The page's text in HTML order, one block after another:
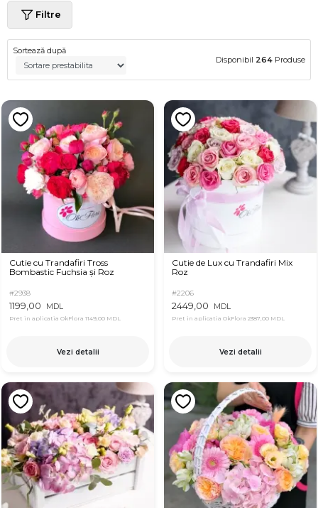
Filtre
Sortează după
Disponibil 264 Produse
Cutie cu Trandafiri Tross
Bombastic Fuchsia și Roz
#2938
1199,00 MDL
Pret in aplicatia OkFlora 1149,00 MDL
Vezi detalii
Cutie de Lux cu Trandafiri Mix
Roz
#2206
2449,00 MDL
Pret in aplicatia OkFlora 2387,00 MDL
Vezi detalii